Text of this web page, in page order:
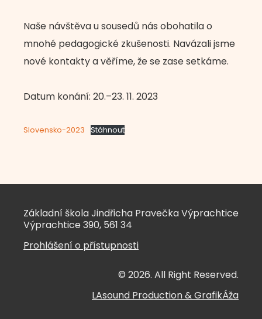
Naše návštěva u sousedů nás obohatila o
mnohé pedagogické zkušenosti. Navázali jsme
nové kontakty a věříme, že se zase setkáme.
Datum konání: 20.–23. 11. 2023
Slovensko-2023 Stáhnout
Základní škola Jindřicha Pravečka Výprachtice
Výprachtice 390, 561 34
Prohlášení o přístupnosti
© 2026. All Right Reserved.
LAsound Production&GrafikÁža